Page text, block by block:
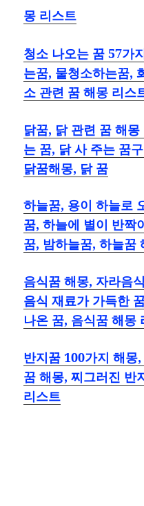
몽 리스트
청소 나오는 꿈 57가
는꿈, 물청소하는꿈,
소 관련 꿈 해몽 리스
닭꿈, 닭 관련 꿈 해
는 꿈, 닭 사 주는 꿈
닭꿈해몽, 닭 꿈
하늘꿈, 용이 하늘로
꿈, 하늘에 별이 반짝
꿈, 밤하늘꿈, 하늘꿈
음식꿈 해몽, 자라음
음식 재료가 가득한
나온 꿈, 음식꿈 해몽
반지꿈 100가지 해몽
꿈 해몽, 찌그러진 반
리스트